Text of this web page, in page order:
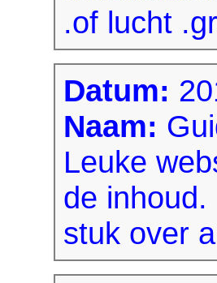
.of lucht
Datum:
Naam:
Leuke
de
stuk over